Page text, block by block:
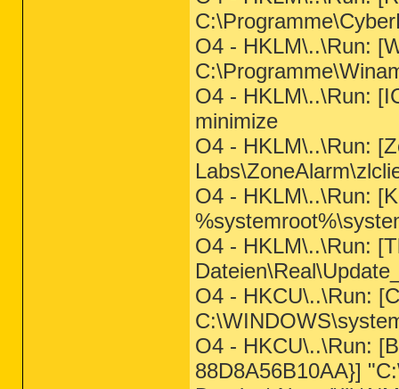
O4 - HKLM\..\Run:
O4 - HKLM\..\Run:
minimize
O4 - HKLM\..\Run:
O4 - HKLM\..\Run:
O4 - HKLM\..\Run:
O4 - HKCU\..\Run:
O4 - HKCU\..\Run:
88D8A56B10AA}]